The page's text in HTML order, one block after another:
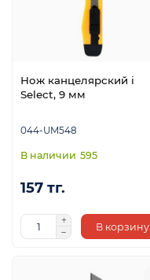
Нож канцелярский i
Select, 9 мм
044-UM548
595
157 тг.
В корзину